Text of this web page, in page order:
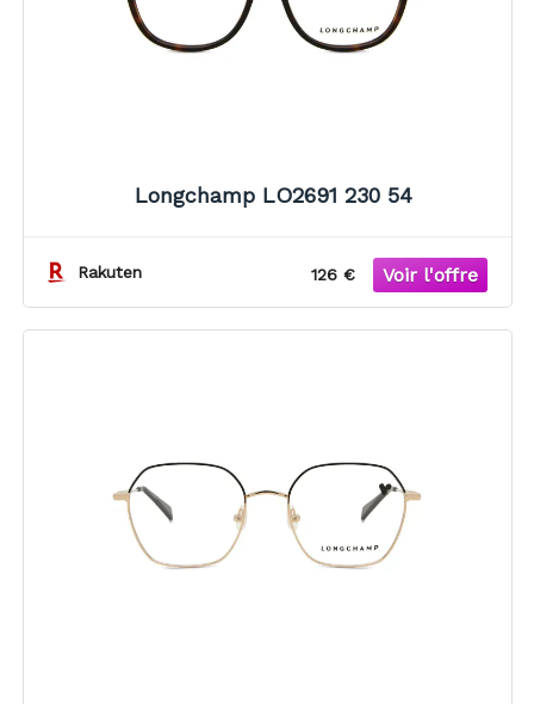
Longchamp LO2691 230 54
Rakuten 126 €